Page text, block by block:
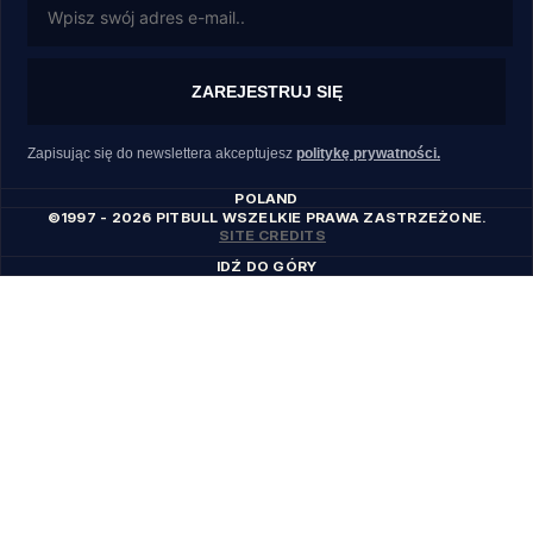
ZAREJESTRUJ SIĘ
Zapisując się do newslettera akceptujesz politykę prywatności.
POLAND
©1997 - 2026 PITBULL WSZELKIE PRAWA ZASTRZEŻONE.
SITE CREDITS
IDŹ DO GÓRY